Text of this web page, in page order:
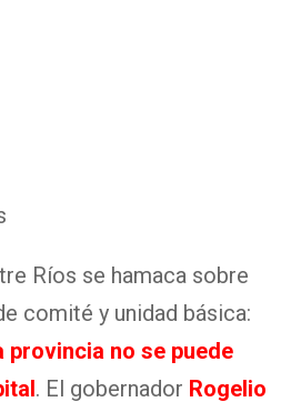
Ríos se hamaca sobre
comité y unidad básica:
provincia no se puede
. El gobernador Rogelio